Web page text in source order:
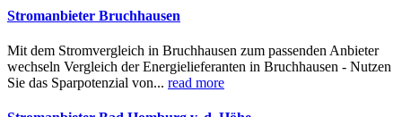
Stromanbieter Bruchhausen
Mit dem Stromvergleich in Bruchhausen zum passenden Anbieter
wechseln Vergleich der Energielieferanten in Bruchhausen - Nutzen
Sie das Sparpotenzial von... read more